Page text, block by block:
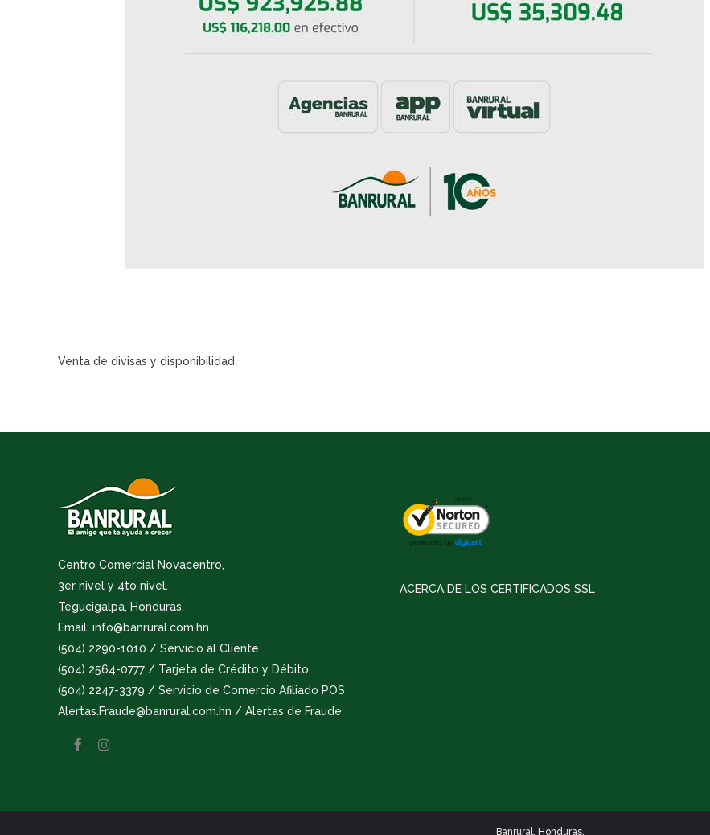
Venta de divisas y disponibilidad.
Centro Comercial Novacentro,
3er nivel y 4to nivel.
Tegucigalpa, Honduras.
Email: info@banrural.com.hn
(504) 2290-1010 / Servicio al Cliente
(504) 2564-0777 / Tarjeta de Crédito y Débito
(504) 2247-3379 / Servicio de Comercio Afiliado POS
Alertas.Fraude@banrural.com.hn / Alertas de Fraude
ACERCA DE LOS CERTIFICADOS SSL
Banrural. Honduras.